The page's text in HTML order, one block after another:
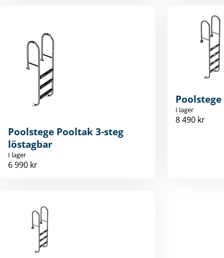
Poolstege Pooltak 3-steg
löstagbar
I lager
6 990 kr
I lager
8 490 kr